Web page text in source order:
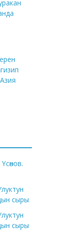
сыры
сыры